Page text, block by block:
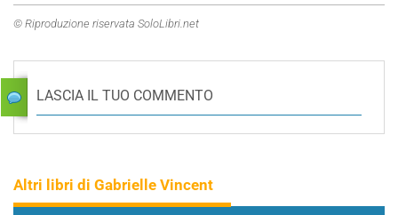
© Riproduzione riservata SoloLibri.net
LASCIA IL TUO COMMENTO
Altri libri di Gabrielle Vincent